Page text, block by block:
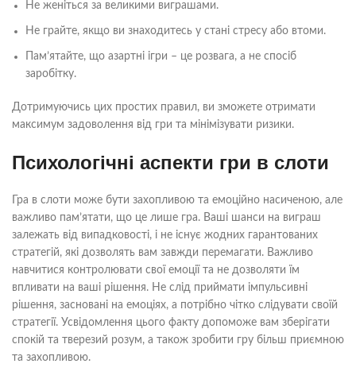
Не женіться за великими виграшами.
Не грайте, якщо ви знаходитесь у стані стресу або втоми.
Пам’ятайте, що азартні ігри – це розвага, а не спосіб
заробітку.
Дотримуючись цих простих правил, ви зможете отримати
максимум задоволення від гри та мінімізувати ризики.
Психологічні аспекти гри в слоти
Гра в слоти може бути захопливою та емоційно насиченою, але
важливо пам’ятати, що це лише гра. Ваші шанси на виграш
залежать від випадковості, і не існує жодних гарантованих
стратегій, які дозволять вам завжди перемагати. Важливо
навчитися контролювати свої емоції та не дозволяти їм
впливати на ваші рішення. Не слід приймати імпульсивні
рішення, засновані на емоціях, а потрібно чітко слідувати своїй
стратегії. Усвідомлення цього факту допоможе вам зберігати
спокій та тверезий розум, а також зробити гру більш приємною
та захопливою.